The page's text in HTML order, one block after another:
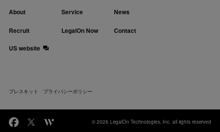
About Service News
Recruit LegalOn Now
Contact
US website
プレスキット プライバシーポリシー
© 2026 LegalOn Technologies, Inc. all rights reserved